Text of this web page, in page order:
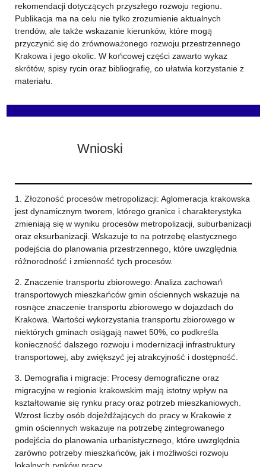
rekomendacji dotyczących przyszłego rozwoju regionu.
Publikacja ma na celu nie tylko zrozumienie aktualnych
trendów, ale także wskazanie kierunków, które mogą
przyczynić się do zrównoważonego rozwoju przestrzennego
Krakowa i jego okolic. W końcowej części zawarto wykaz
skrótów, spisy rycin oraz bibliografię, co ułatwia korzystanie z
materiału.
Wnioski
1. Złożoność procesów metropolizacji: Aglomeracja krakowska
jest dynamicznym tworem, którego granice i charakterystyka
zmieniają się w wyniku procesów metropolizacji, suburbanizacji
oraz eksurbanizacji. Wskazuje to na potrzebę elastycznego
podejścia do planowania przestrzennego, które uwzględnia
różnorodność i zmienność tych procesów.
2. Znaczenie transportu zbiorowego: Analiza zachowań
transportowych mieszkańców gmin ościennych wskazuje na
rosnące znaczenie transportu zbiorowego w dojazdach do
Krakowa. Wartości wykorzystania transportu zbiorowego w
niektórych gminach osiągają nawet 50%, co podkreśla
konieczność dalszego rozwoju i modernizacji infrastruktury
transportowej, aby zwiększyć jej atrakcyjność i dostępność.
3. Demografia i migracje: Procesy demograficzne oraz
migracyjne w regionie krakowskim mają istotny wpływ na
kształtowanie się rynku pracy oraz potrzeb mieszkaniowych.
Wzrost liczby osób dojeżdżających do pracy w Krakowie z
gmin ościennych wskazuje na potrzebę zintegrowanego
podejścia do planowania urbanistycznego, które uwzględnia
zarówno potrzeby mieszkańców, jak i możliwości rozwoju